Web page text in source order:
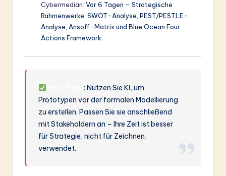
Cybermedian: Vor 6 Tagen – Strategische
Rahmenwerke: SWOT-Analyse, PEST/PESTLE-
Analyse, Ansoff-Matrix und Blue Ocean Four
Actions Framework.
Pro-Tipp: Nutzen Sie KI, um
Prototypen vor der formalen Modellierung
zu erstellen. Passen Sie sie anschließend
mit Stakeholdern an – Ihre Zeit ist besser
für Strategie, nicht für Zeichnen,
verwendet.